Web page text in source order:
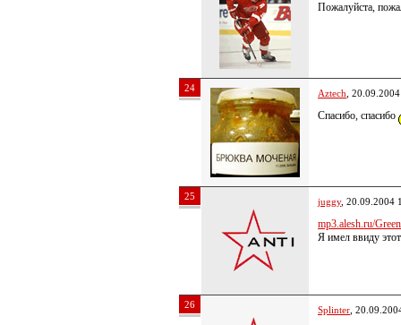
Пожалуйста,
24 Aztech ,
Спасибо, спасибо
25 juggy, 20.09.2004
mp3.alesh.ru/
Я имел ввиду
26 Splinter ,